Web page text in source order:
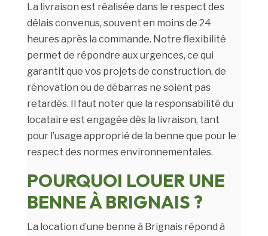
La livraison est réalisée dans le respect des
délais convenus, souvent en moins de 24
heures après la commande. Notre flexibilité
permet de répondre aux urgences, ce qui
garantit que vos projets de construction, de
rénovation ou de débarras ne soient pas
retardés. Il faut noter que la responsabilité du
locataire est engagée dès la livraison, tant
pour l’usage approprié de la benne que pour le
respect des normes environnementales.
POURQUOI LOUER UNE
BENNE À BRIGNAIS ?
La location d’une benne à Brignais répond à